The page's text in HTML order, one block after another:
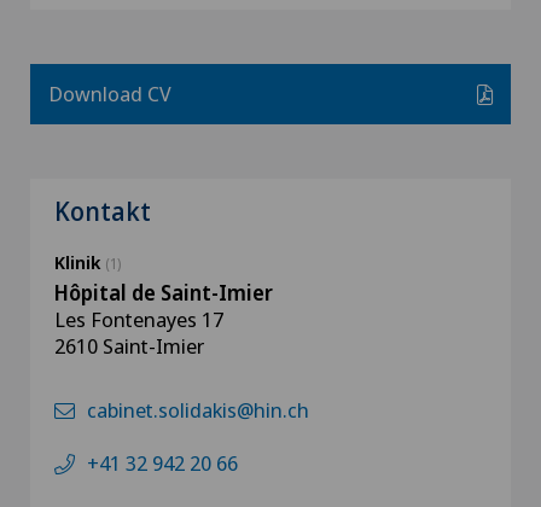
Download CV
Kontakt
Klinik (1)
Hôpital de Saint-Imier
Les Fontenayes 17
2610 Saint-Imier
cabinet.solidakis@hin.ch
+41 32 942 20 66